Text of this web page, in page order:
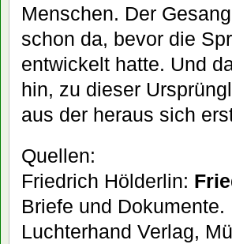
Menschen. Der
schon da, bevor die
entwickelt hatte. Und
hin, zu dieser
aus der heraus sich
Quellen:
Friedrich Hölderlin:
Briefe und
Luchterhand Verlag,